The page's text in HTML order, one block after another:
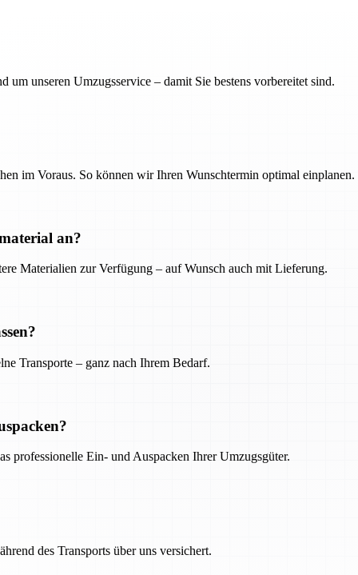
unseren Umzugsservice – damit Sie bestens vorbereitet sind.
im Voraus. So können wir Ihren Wunschtermin optimal einplanen.
an?
Materialien zur Verfügung – auf Wunsch auch mit Lieferung.
Transporte – ganz nach Ihrem Bedarf.
professionelle Ein- und Auspacken Ihrer Umzugsgüter.
des Transports über uns versichert.